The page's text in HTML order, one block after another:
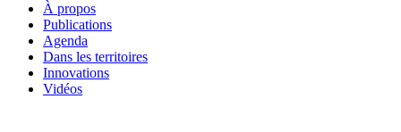
À propos
Publications
Agenda
Dans les territoires
Innovations
Vidéos